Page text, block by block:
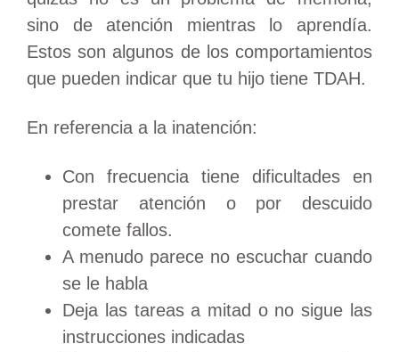
sino de atención mientras lo aprendía.
Estos son algunos de los comportamientos
que pueden indicar que tu hijo tiene TDAH.
En referencia a la inatención:
Con frecuencia tiene dificultades en
prestar atención o por descuido
comete fallos.
A menudo parece no escuchar cuando
se le habla
Deja las tareas a mitad o no sigue las
instrucciones indicadas